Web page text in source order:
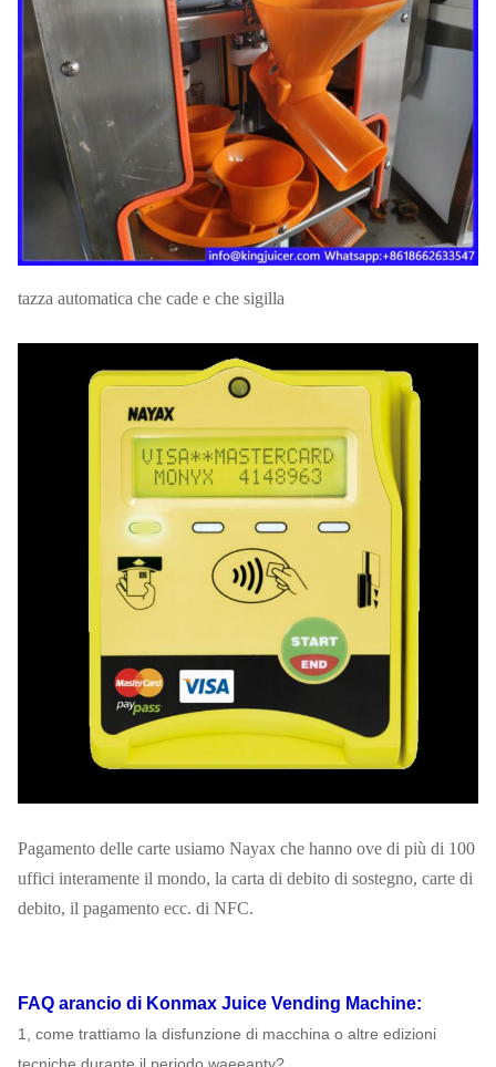
tazza automatica che cade e che sigilla
Pagamento delle carte usiamo Nayax che hanno ove di più di 100
uffici interamente il mondo, la carta di debito di sostegno, carte di
debito, il pagamento ecc. di NFC.
FAQ arancio di Konmax Juice Vending Machine:
1, come trattiamo la disfunzione di macchina o altre edizioni